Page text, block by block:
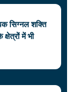
सिग्नल शक्ति
में भी